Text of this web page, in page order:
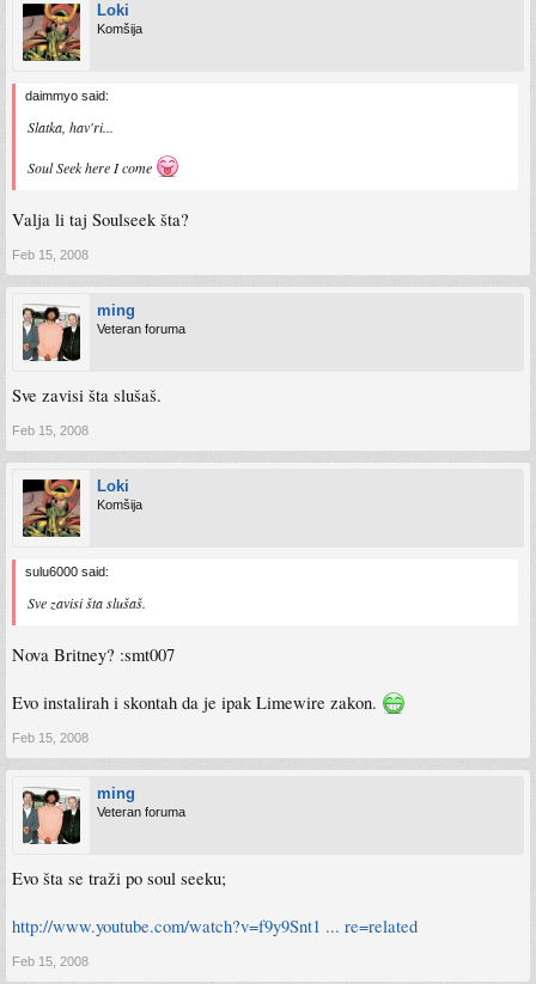
Loki
Komšija
daimmyo said:
Slatka, hav'ri...
Soul Seek here I come
Valja li taj Soulseek šta?
Feb 15, 2008
ming
Veteran foruma
Sve zavisi šta slušaš.
Feb 15, 2008
Loki
Komšija
sulu6000 said:
Sve zavisi šta slušaš.
Nova Britney? :smt007
Evo instalirah i skontah da je ipak Limewire zakon.
Feb 15, 2008
ming
Veteran foruma
Evo šta se traži po soul seeku;
http://www.youtube.com/watch?v=f9y9Snt1 ... re=related
Feb 15, 2008